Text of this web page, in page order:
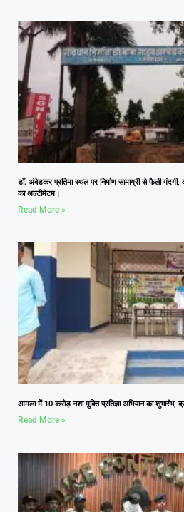
डॉ. अंबेडकर प्रतिमा स्थल पर निर्माण सामाग्री से फैली
का अल्टीमेटम।
Read More »
आमला में 10 करोड़ नशा मुक्ति प्रतिज्ञा अभियान का शुभारंभ,
Read More »